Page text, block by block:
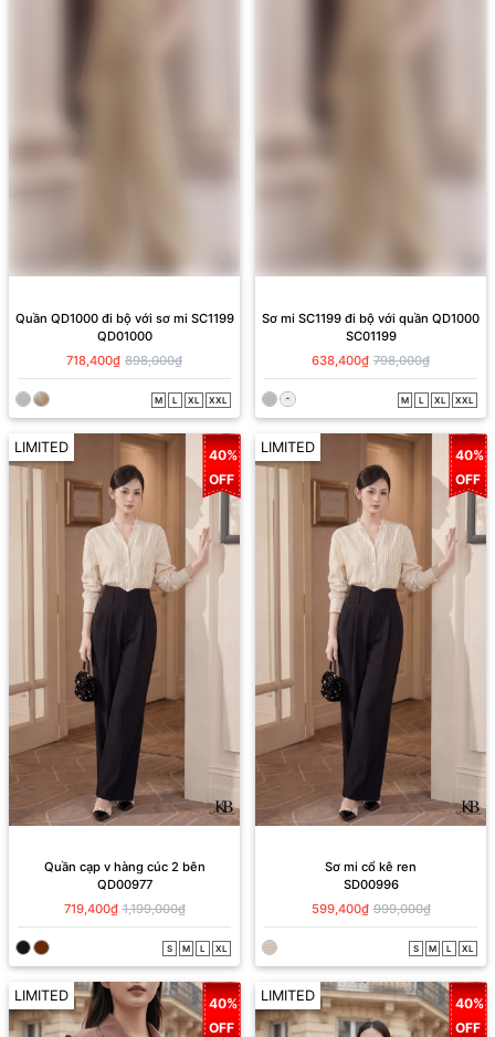
Quần QD1000 đi bộ với sơ mi SC1199
QD01000
718,400₫ 898,000₫
M L XL XXL
Sơ mi SC1199 đi bộ với quần QD1000
SC01199
638,400₫ 798,000₫
M L XL XXL
LIMITED
40%
OFF
Quần cạp v hàng cúc 2 bên
QD00977
719,400₫ 1,199,000₫
S M L XL
LIMITED
40%
OFF
Sơ mi cổ kê ren
SD00996
599,400₫ 999,000₫
S M L XL
LIMITED
40%
OFF
LIMITED
40%
OFF